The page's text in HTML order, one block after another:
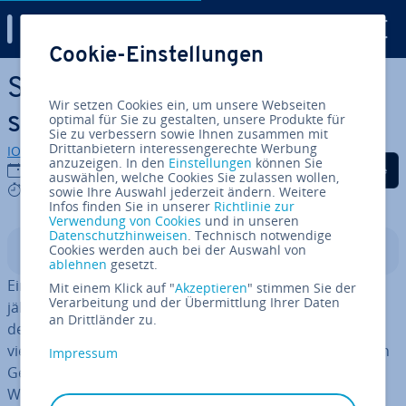
Zum Haupt­in­halt springen
Start­ka­pi­tal für einen On­line­
shop
IONOS Redaktion
05.02.2021
6 mins
Auf Facebook teilen
Auf Twitter teilen
Auf LinkedIn
In­halts­ver­zeich­nis
Ein eigener Webshop ist – ins­be­son­de­re an­ge­sichts der
jährlich getopptenUm­satz­re­kor­de des E-Commerce
der Traum vieler Jung­un­ter­neh­mer. Dabei stürzen sich
viele Hals über Kopf in das digitale Geschäft, ohne einen
Gedanken an die an­fal­len­den Kosten zu ver­schwen­den.
Wenn bei­spiels­wei­se das not­wen­di­ge tech­ni­sche Know-
Cookie-Einstellungen
Wir setzen Cookies ein, um unsere Webseiten
optimal für Sie zu gestalten, unsere Produkte für
Sie zu verbessern sowie Ihnen zusammen mit
Drittanbietern interessengerechte Werbung
anzuzeigen. In den Einstellungen können Sie
auswählen, welche Cookies Sie zulassen wollen,
sowie Ihre Auswahl jederzeit ändern. Weitere
Infos finden Sie in unserer Richtlinie zur
Verwendung von Cookies und in unseren
Datenschutzhinweisen. Technisch notwendige
Cookies werden auch bei der Auswahl von
ablehnen gesetzt.
Mit einem Klick auf "Akzeptieren" stimmen Sie der
Verarbeitung und der Übermittlung Ihrer Daten
an Drittländer zu.
Impressum